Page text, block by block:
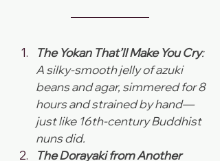
The Yokan That’ll Make You Cry:
A silky-smooth jelly of azuki
beans and agar, simmered for 8
hours and strained by hand—
just like 16th-century Buddhist
nuns did.
The Dorayaki from Another